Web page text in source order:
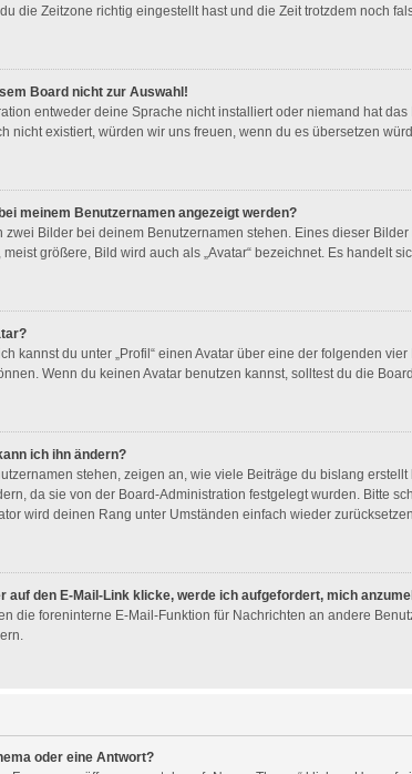
die Zeitzone richtig eingestellt hast und die Zeit trotzdem noch
Board nicht zur Auswahl!
entweder deine Sprache nicht installiert oder niemand hat
nicht existiert, würden wir uns freuen, wenn du es übersetzen
meinem Benutzernamen angezeigt werden?
zwei Bilder bei deinem Benutzernamen stehen. Eines dieser
größere, Bild wird auch als „Avatar“ bezeichnet. Es
kannst du unter „Profil“ einen Avatar über eine der folgenden
Wenn du keinen Avatar benutzen kannst, solltest du die
ich ihn ändern?
stehen, zeigen an, wie viele Beiträge du bislang
da sie von der Board-Administration festgelegt wurden. Bitte
wird deinen Rang unter Umständen einfach wieder
auf den E-Mail-Link klicke, werde ich aufgefordert, mich
die foreninterne E-Mail-Funktion für Nachrichten an andere
oder eine Antwort?